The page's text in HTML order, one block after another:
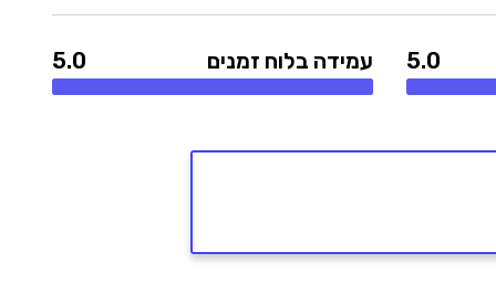
5.0 עמידה בלוח זמנים 5.0